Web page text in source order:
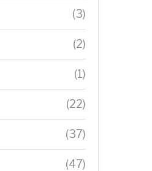
(3)
(2)
(1)
(22)
(37)
(47)